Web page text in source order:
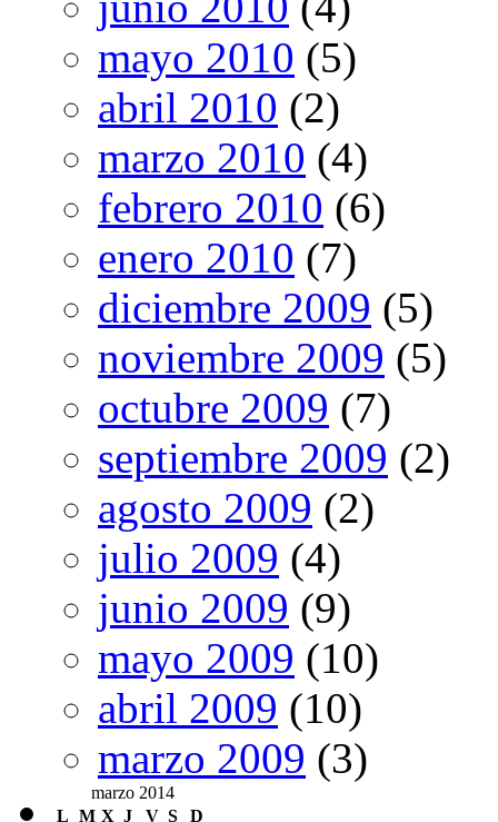
mayo 2010 (5)
abril 2010 (2)
marzo 2010 (4)
febrero 2010 (6)
enero 2010 (7)
diciembre 2009 (5)
noviembre 2009 (5)
octubre 2009 (7)
septiembre 2009 (2)
agosto 2009 (2)
julio 2009 (4)
junio 2009 (9)
mayo 2009 (10)
abril 2009 (10)
marzo 2009 (3)
marzo 2014
L M X J V S D